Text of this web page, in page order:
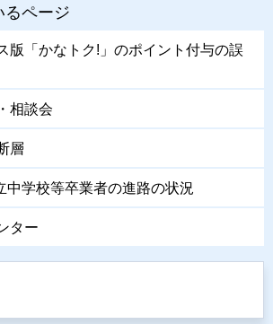
るページ
版「かなトク!」のポイント付与の誤
相談会
層
中学校等卒業者の進路の状況
ター